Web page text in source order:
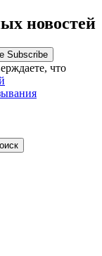
новостей
Subscribe
что